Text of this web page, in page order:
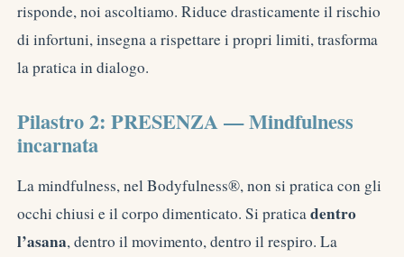
risponde, noi ascoltiamo. Riduce drasticamente il rischio
di infortuni, insegna a rispettare i propri limiti, trasforma
la pratica in dialogo.
Pilastro 2: PRESENZA — Mindfulness
incarnata
La mindfulness, nel Bodyfulness®, non si pratica con gli
occhi chiusi e il corpo dimenticato. Si praticadentro
l’asana, dentro il movimento, dentro il respiro. La